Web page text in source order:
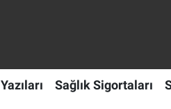
Sağlık Sigortaları